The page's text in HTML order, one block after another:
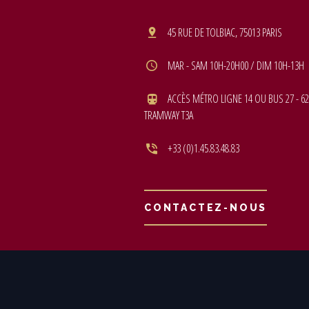
45 RUE DE TOLBIAC, 75013 PARIS
MAR - SAM 10H-20H00 / DIM 10H-13H
ACCÈS MÉTRO LIGNE 14 OU BUS 27 -
TRAMWAY T3A
+33 (0)1.45.83.48.83
CONTACTEZ-NOUS